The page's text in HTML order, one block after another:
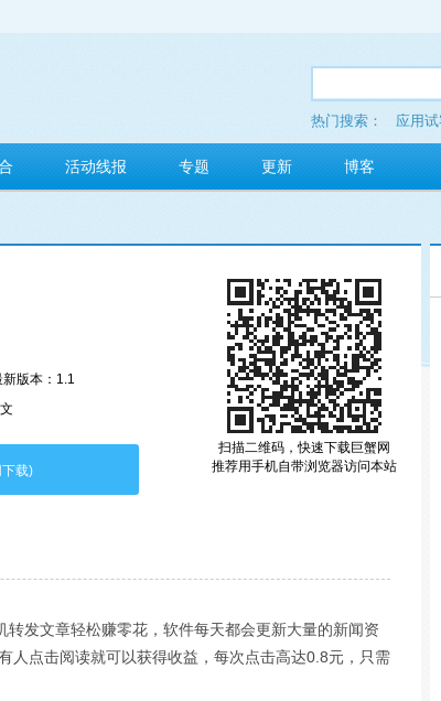
热门搜索： 应用试
多玩红包
活动线报 专题 更新 博客
扫描二维码，快速下载巨蟹网
推荐用手机自带浏览器访问本站
新版本：1.1
载)
发文章轻松赚零花，软件每天都会更新大量的新闻资
人点击阅读就可以获得收益，每次点击高达0.8元，只需